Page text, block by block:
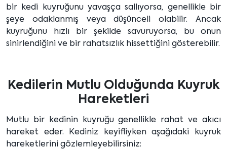
bir kedi kuyruğunu yavaşça sallıyorsa, genellikle bir
şeye odaklanmış veya düşünceli olabilir. Ancak
kuyruğunu hızlı bir şekilde savuruyorsa, bu onun
sinirlendiğini ve bir rahatsızlık hissettiğini gösterebilir.
Kedilerin Mutlu Olduğunda Kuyruk
Hareketleri
Mutlu bir kedinin kuyruğu genellikle rahat ve akıcı
hareket eder. Kediniz keyifliyken aşağıdaki kuyruk
hareketlerini gözlemleyebilirsiniz: